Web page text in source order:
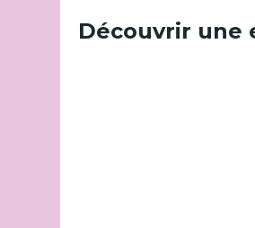
Découvrir une